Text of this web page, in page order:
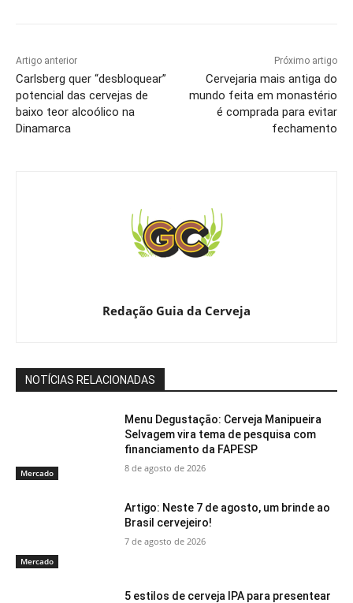
Artigo anterior
Carlsberg quer “desbloquear”
potencial das cervejas de
baixo teor alcoólico na
Dinamarca
Próximo artigo
Cervejaria mais antiga do
mundo feita em monastério
é comprada para evitar
fechamento
Redação Guia da Cerveja
NOTÍCIAS RELACIONADAS
Mercado
Menu Degustação: Cerveja Manipueira
Selvagem vira tema de pesquisa com
financiamento da FAPESP
8 de agosto de 2026
Mercado
Artigo: Neste 7 de agosto, um brinde ao
Brasil cervejeiro!
7 de agosto de 2026
5 estilos de cerveja IPA para presentear